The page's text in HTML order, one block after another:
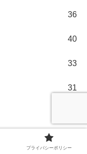
36
40
33
31
プライバシーポリシー